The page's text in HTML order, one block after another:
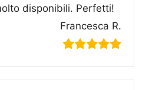
disponibili. Perfetti!
Francesca R.